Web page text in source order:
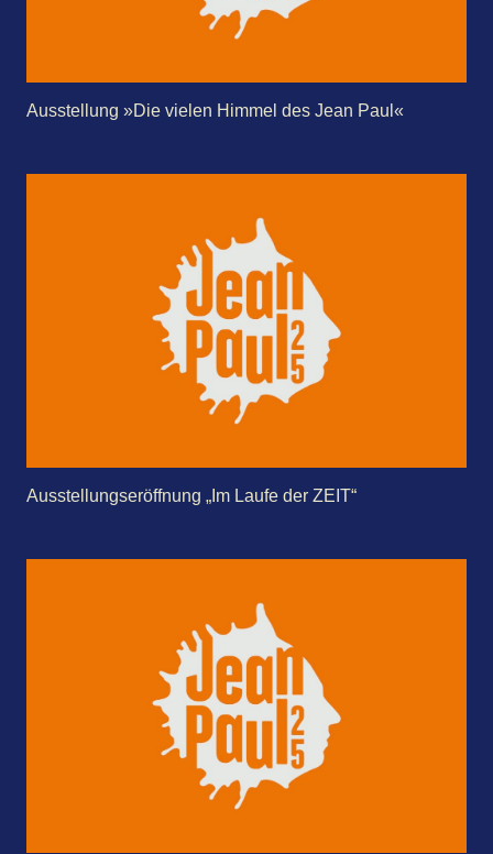
Ausstellung »Die vielen Himmel des Jean Paul«
Ausstellungs­eröffnung „Im Laufe der ZEIT“